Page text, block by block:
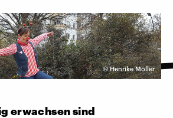
©Henrike Möller
erwachsen sind